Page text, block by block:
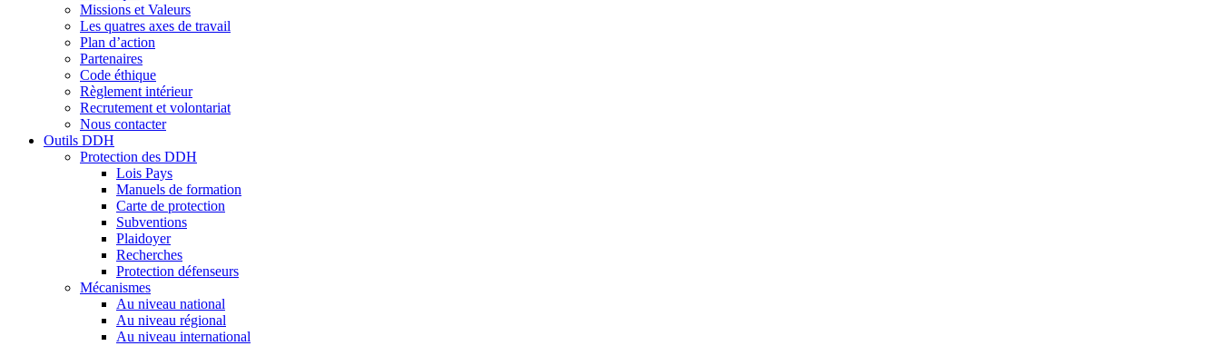
Missions et Valeurs
Les quatres axes de travail
Plan d’action
Partenaires
Code éthique
Règlement intérieur
Recrutement et volontariat
Nous contacter
Outils DDH
Protection des DDH
Lois Pays
Manuels de formation
Carte de protection
Subventions
Plaidoyer
Recherches
Protection défenseurs
Mécanismes
Au niveau national
Au niveau régional
Au niveau international